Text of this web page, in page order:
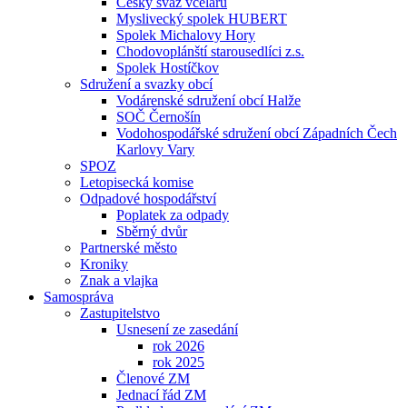
Myslivecký spolek HUBERT
Spolek Michalovy Hory
Chodovoplánští starousedlíci z.s.
Spolek Hostíčkov
Sdružení a svazky obcí
Vodárenské sdružení obcí Halže
SOČ Černošín
Vodohospodářské sdružení obcí Západních Čech
Karlovy Vary
SPOZ
Letopisecká komise
Odpadové hospodářství
Poplatek za odpady
Sběrný dvůr
Partnerské město
Kroniky
Znak a vlajka
Samospráva
Zastupitelstvo
Usnesení ze zasedání
rok 2026
rok 2025
Členové ZM
Jednací řád ZM